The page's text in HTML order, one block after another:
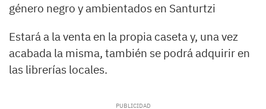
género negro y ambientados en Santurtzi
Estará a la venta en la propia caseta y, una vez
acabada la misma, también se podrá adquirir en
las librerías locales.